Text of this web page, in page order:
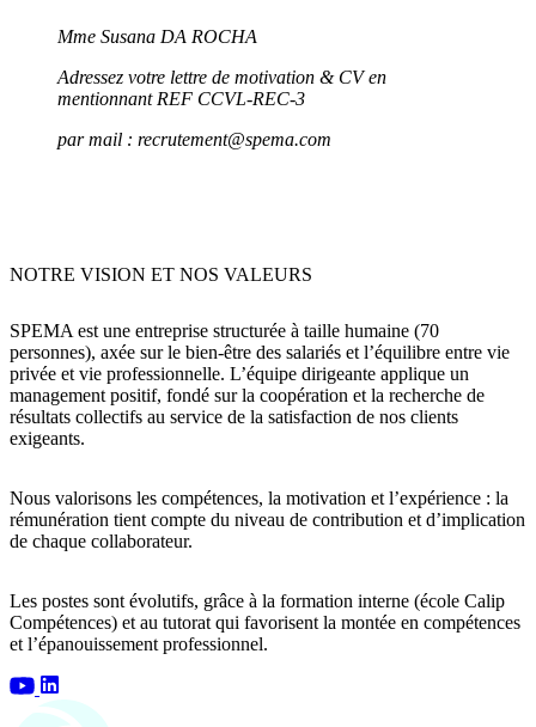
Mme Susana DA ROCHA
Adressez votre lettre de motivation & CVen
mentionnant REF CCVL-REC-3
par mail : recrutement@spema.com
NOTRE VISION ET NOS VALEURS
SPEMA est une entreprise structurée à taille humaine (70
personnes), axée sur le bien-être des salariés et l’équilibre entre vie
privée et vie professionnelle. L’équipe dirigeante applique un
management positif, fondé sur la coopération et la recherche de
résultats collectifs au service de la satisfaction de nos clients
exigeants.
Nous valorisons les compétences, la motivation et l’expérience : la
rémunération tient compte du niveau de contribution et d’implication
de chaque collaborateur.
Les postes sont évolutifs, grâce à la formation interne (école Calip
Compétences) et au tutorat qui favorisent la montée en compétences
et l’épanouissement professionnel.